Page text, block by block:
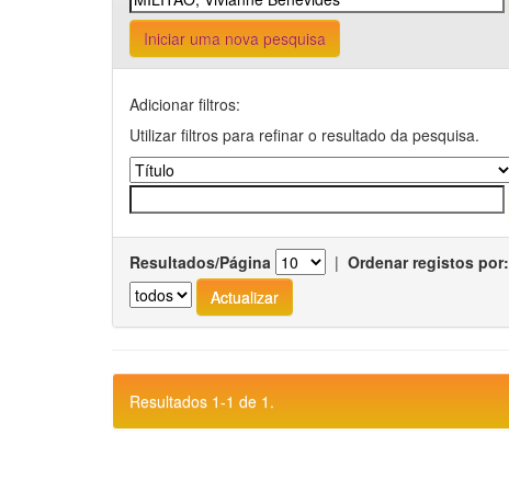
Iniciar uma nova pesquisa
Adicionar filtros:
Utilizar filtros para refinar o resultado da pesquisa.
Resultados/Página | Ordenar registos por:
Resultados 1-1 de 1.